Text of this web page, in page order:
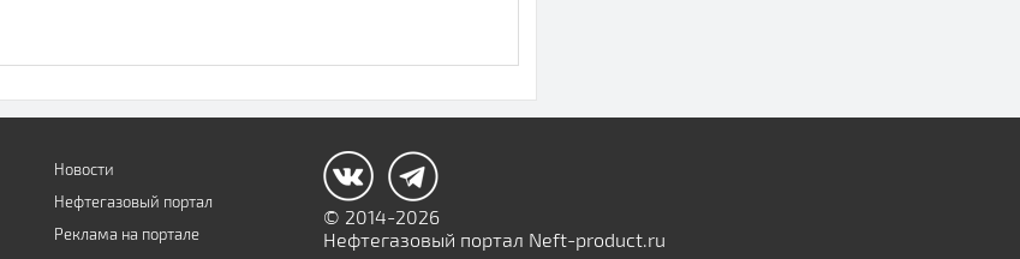
Новости
Нефтегазовый портал
Реклама на портале
© 2014-2026
Нефтегазовый портал Neft-product.ru